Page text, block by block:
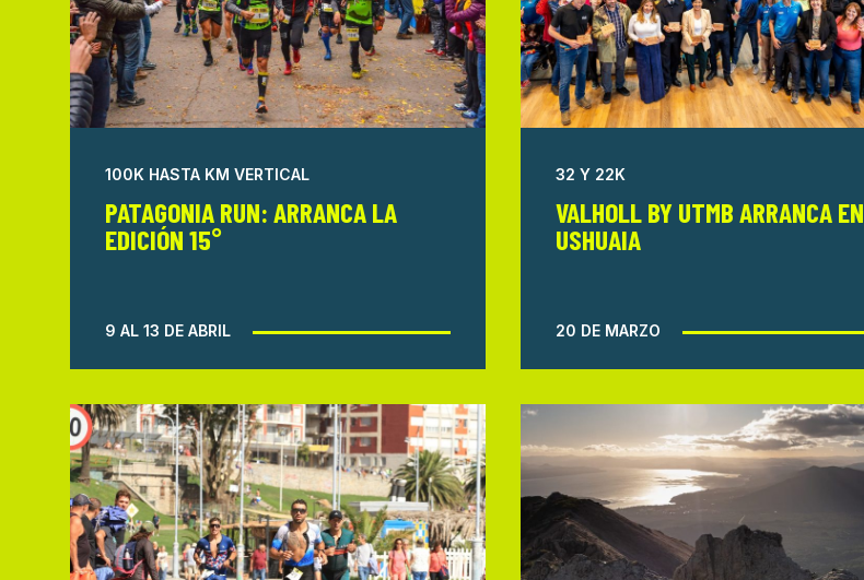
100K HASTA KM VERTICAL
PATAGONIA RUN: ARRANCA LA
EDICIÓN 15°
9 AL 13 DE ABRIL
32 Y 22K
VALHOLL BY UTMB ARRANCA EN
USHUAIA
20 DE MARZO